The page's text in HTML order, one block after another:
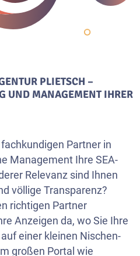
PLIETSCH –
UND MANAGEMENT IHRER
Partner in
Management Ihre SEA-
Relevanz sind Ihnen
völlige Transparenz?
richtigen Partner
Anzeigen da, wo Sie Ihre
einer kleinen Nischen-
großen Portal wie